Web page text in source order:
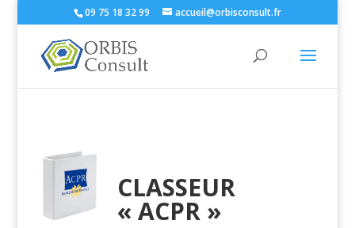
09 75 18 32 99 accueil@orbisconsult.fr
CLASSEUR
« ACPR »